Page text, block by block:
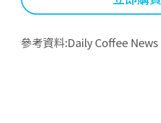
參考資料:Daily Coffee News